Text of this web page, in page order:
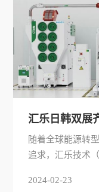
随着全球能源转
追求，汇乐技术
时代潮流。
2024-02-23